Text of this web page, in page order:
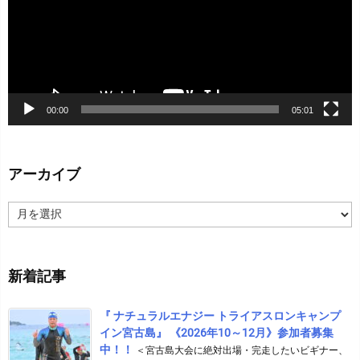
00:00 05:01
アーカイブ
ー
ブ
新着記事
『 ナチュラルエナジー トライアスロンキャンプ
イン宮古島』 《2026年10～12月》参加者募集
中！！
＜宮古島大会に絶対出場・完走したいビギナー、